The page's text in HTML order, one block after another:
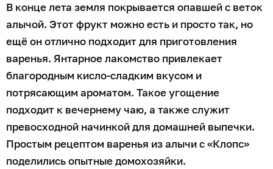
В конце лета земля покрывается опавшей с веток
алычой. Этот фрукт можно есть и просто так, но
ещё он отлично подходит для приготовления
варенья. Янтарное лакомство привлекает
благородным кисло-сладким вкусом и
потрясающим ароматом. Такое угощение
подходит к вечернему чаю, а также служит
превосходной начинкой для домашней выпечки.
Простым рецептом варенья из алычи с «Клопс»
поделились опытные домохозяйки.